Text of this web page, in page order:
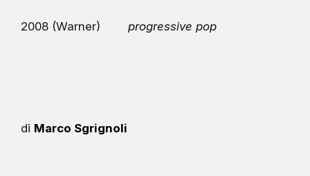
2008 (Warner) progressive pop
di Marco Sgrignoli